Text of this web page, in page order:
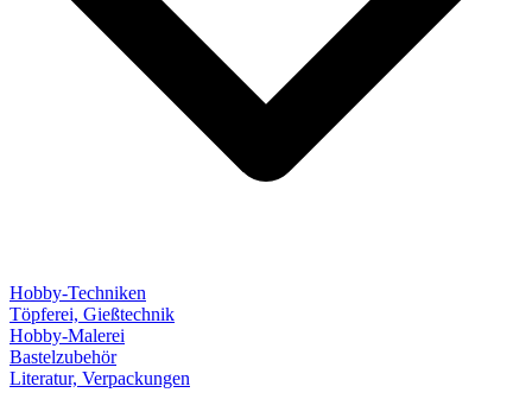
Hobby-Techniken
Töpferei, Gießtechnik
Hobby-Malerei
Bastelzubehör
Literatur, Verpackungen